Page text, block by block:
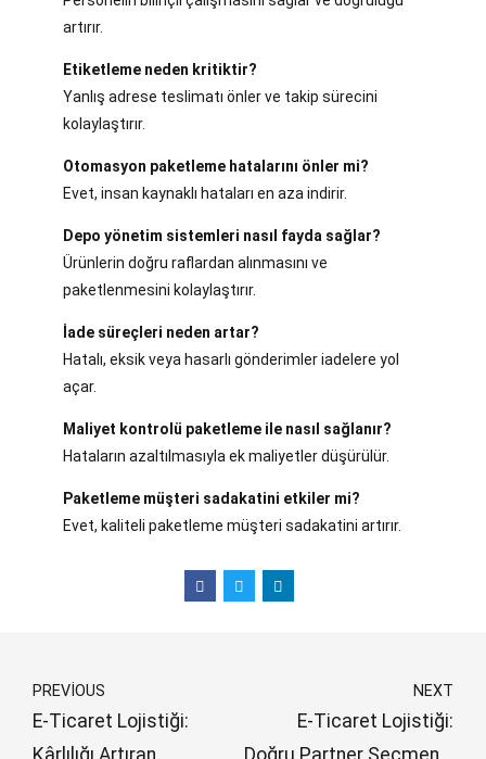
artırır.
Etiketleme neden kritiktir?
Yanlış adrese teslimatı önler ve takip sürecini
kolaylaştırır.
Otomasyon paketleme hatalarını önler mi?
Evet, insan kaynaklı hataları en aza indirir.
Depo yönetim sistemleri nasıl fayda sağlar?
Ürünlerin doğru raflardan alınmasını ve
paketlenmesini kolaylaştırır.
İade süreçleri neden artar?
Hatalı, eksik veya hasarlı gönderimler iadelere yol
açar.
Maliyet kontrolü paketleme ile nasıl sağlanır?
Hataların azaltılmasıyla ek maliyetler düşürülür.
Paketleme müşteri sadakatini etkiler mi?
Evet, kaliteli paketleme müşteri sadakatini artırır.
PREVIOUS
E-Ticaret Lojistiği:
NEXT
E-Ticaret Lojistiği: